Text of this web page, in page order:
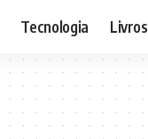
Tecnologia Livros